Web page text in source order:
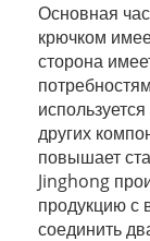
Основная
крючком
сторона
других
повышает
Jinghong
продукцию с
соединить